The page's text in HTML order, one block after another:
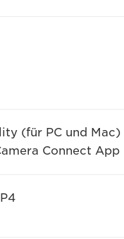
(für PC und Mac)
Connect